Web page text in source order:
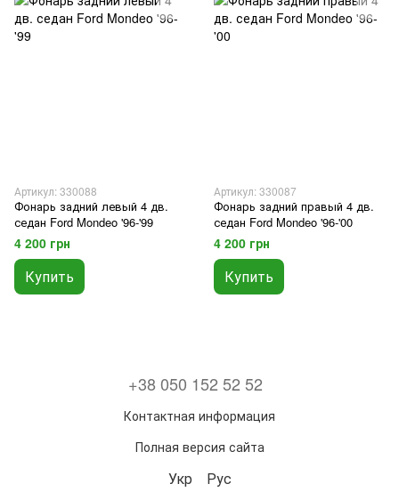
Артикул: 330088
Фонарь задний левый 4 дв.
седан Ford Mondeo '96-'99
4 200 грн
Купить
Артикул: 330087
Фонарь задний правый 4 дв.
седан Ford Mondeo '96-'00
4 200 грн
Купить
+38 050 152 52 52
Контактная информация
Полная версия сайта
Укр Рус